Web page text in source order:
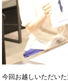
今回お越しいただい